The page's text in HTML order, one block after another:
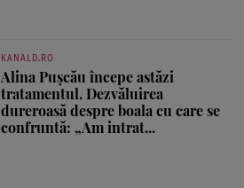
KANALD.RO
Alina Pușcău începe astăzi
tratamentul. Dezvăluirea
dureroasă despre boala cu care se
confruntă: „Am intrat...